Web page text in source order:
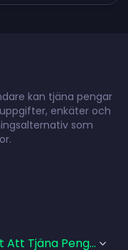
kan tjäna pengar
enkäter och
som
Att Tjäna Pengar